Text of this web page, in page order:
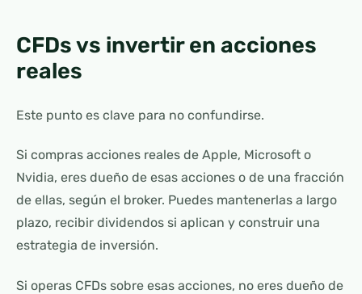
CFDs vs invertir en acciones
reales
Este punto es clave para no confundirse.
Si compras acciones reales de Apple, Microsoft o
Nvidia, eres dueño de esas acciones o de una fracción
de ellas, según el broker. Puedes mantenerlas a largo
plazo, recibir dividendos si aplican y construir una
estrategia de inversión.
Si operas CFDs sobre esas acciones, no eres dueño de